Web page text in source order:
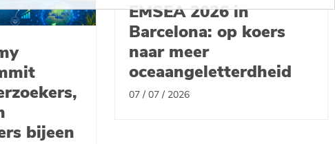
bijeen
EMSEA 2026 in
Barcelona: op koers
naar meer
oceaangeletterdheid
07 / 07 / 2026